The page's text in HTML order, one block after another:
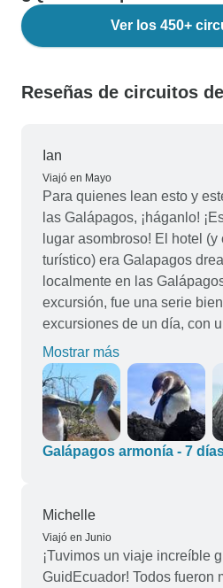
Ver los 450+
Reseñas de circuitos
Ian
Viajó en Mayo
Para quienes lean esto y
las Galápagos, ¡háganlo!
lugar asombroso! El hotel
turístico) era Galapagos
localmente en las
excursión, fue una serie
excursiones de un día, con
estancia, no una excursión
experiencia en grupo, lo que
vino mejor. El personal y los guías fueron muy
amables y serviciales. El
y abarcaba una buena
diferentes. Disfruté
inconveniente fue el
sola" de 284 £, 84 £ más de
alquilar un apartamento de
durante 7 días después del
Mostrar más
Galápagos armonía - 7
Michelle
Viajó en Junio
¡Tuvimos un viaje increíble
GuidEcuador! Todos fueron